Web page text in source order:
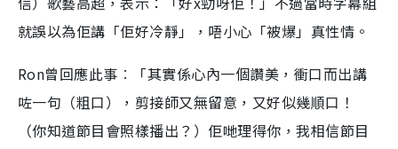
就誤以為佢講「佢好冷靜」，唔小心「被爆」真性情。
Ron曾回應此事︰「其實係心內一個讚美，衝口而出講
咗一句（粗口），剪接師又無留意，又好似幾順口！
（你知道節目會照樣播出？）佢哋理得你，我相信節目